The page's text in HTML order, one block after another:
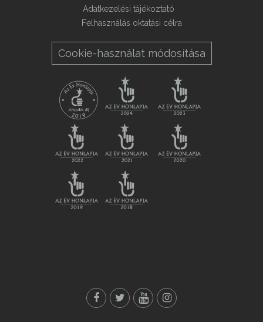
Adatkezelési tájékoztató
Felhasználás oktatási célra
Cookie-használat módosítása